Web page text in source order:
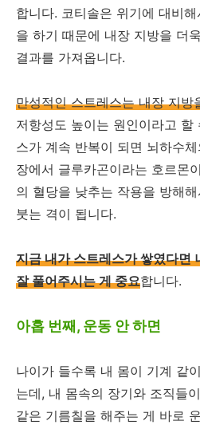
합니다. 코티솔은 위기에 대비
을 하기 때문에 내장 지방을 더
결과를 가져옵니다.
만성적인 스트레스는 내장 지방
저항성도 높이는 원인이라고 할
스가 계속 반복이 되면 뇌하수
장에서 글루카곤이라는 호르몬
의 혈당을 낮추는 작용을 방해
붓는 격이 됩니다.
지금 내가 스트레스가 쌓였다면
잘 풀어주시는 게 중요합니다.
아홉 번째, 운동 안 하면
나이가 들수록 내 몸이 기계 같
는데, 내 몸속의 장기와 조직들
같은 기름칠을 해주는 게 바로